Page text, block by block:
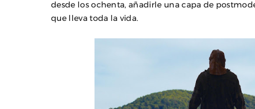
desde los ochenta, añadirle una capa de
que lleva toda la vida.